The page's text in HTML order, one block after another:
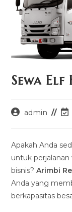
Sewa Elf
Postadmin
Apakah Anda
untuk perjalanan
bisnis?Arimbi
Anda yang
berkapasitas